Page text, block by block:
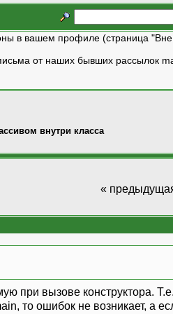
в вашем профиле (страница
от наших бывших рассылок
внутри класса
«
при вызове конструктора.
то ошибок не возникает, а